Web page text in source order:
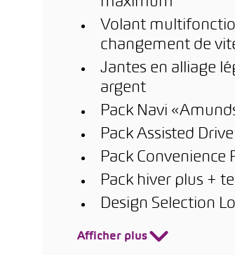
Volant
changement de
Jantes en alliage
argent
Pack Navi
Pack Assisted
Pack Convenience
Pack hiver plus +
Design Selection
Afficher plus